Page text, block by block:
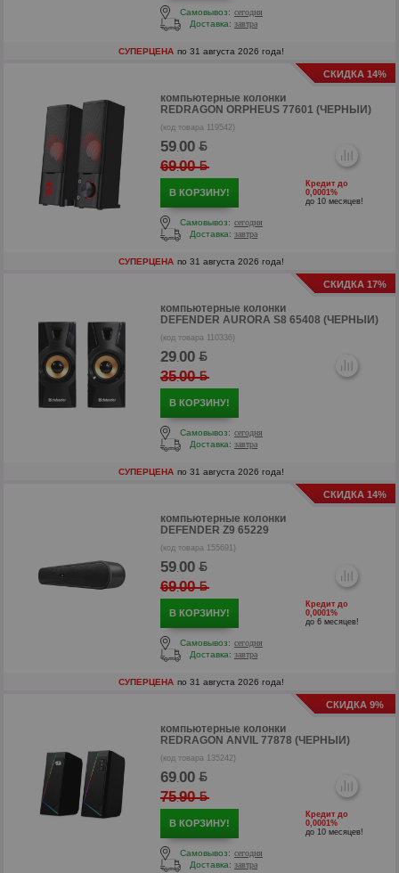
р
Самовывоз: сегодня
Доставка: завтра
СУПЕРЦЕНА по 31 августа 2026 года!
СКИДКА 14%
компьютерные колонки
REDRAGON ORPHEUS 77601 (ЧЕРНЫЙ)
(код товара 119542)
59.00
69.00
р
В КОРЗИНУ!
Кредит до
0,0001%
до 10 месяцев!
Самовывоз: сегодня
Доставка: завтра
СУПЕРЦЕНА по 31 августа 2026 года!
СКИДКА 17%
компьютерные колонки
DEFENDER AURORA S8 65408 (ЧЕРНЫЙ)
(код товара 110336)
29.00
35.00
р
В КОРЗИНУ!
Самовывоз: сегодня
Доставка: завтра
СУПЕРЦЕНА по 31 августа 2026 года!
СКИДКА 14%
компьютерные колонки
DEFENDER Z9 65229
(код товара 155691)
59.00
69.00
В КОРЗИНУ!
Кредит до
0,0001%
до 6 месяцев!
Самовывоз: сегодня
Доставка: завтра
СУПЕРЦЕНА по 31 августа 2026 года!
СКИДКА 9%
компьютерные колонки
REDRAGON ANVIL 77878 (ЧЕРНЫЙ)
(код товара 135242)
69.00
75.90
В КОРЗИНУ!
Кредит до
0,0001%
до 10 месяцев!
Самовывоз: сегодня
Доставка: завтра